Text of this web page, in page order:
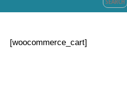
[woocommerce_cart]